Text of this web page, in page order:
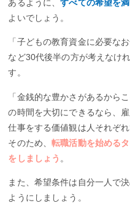
あるように、すべての希望を
よいでしょう。
「子どもの教育資金に必要な
など30代後半の方が考えなけ
す。
「金銭的な豊かさがあるから
の時間を大切にできるなら、
仕事をする価値観は人それぞれ
そのため、転職活動を始める
をしましょう 。
また、希望条件は自分一人で
ようにしましょう。